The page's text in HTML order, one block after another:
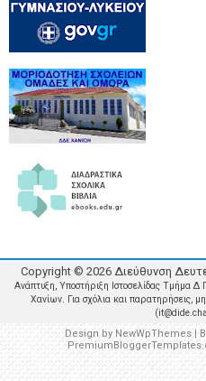
Copyright © 2026 Διεύθυνση
Ανάπτυξη, Υποστήριξη Ιστοσελίδας Τμήμα
Χανίων. Για σχόλια και παρατηρήσεις,
Design byNewWpThemes|